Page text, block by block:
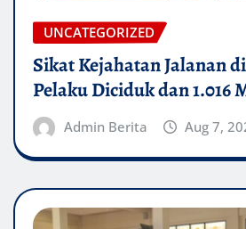
UNCATEGORIZED
Sikat Kejahatan Jalanan di
Pelaku Diciduk dan 1.016
Admin Berita Aug 7,